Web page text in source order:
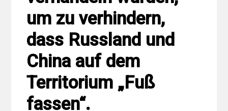
um zu verhindern,
dass Russland und
China auf dem
Territorium „Fuß
fassen“.